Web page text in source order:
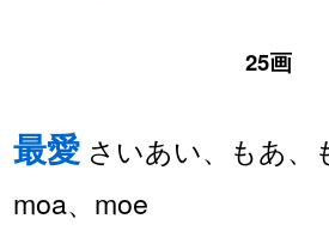
25画
最愛 さいあい、もあ、
moa、moe